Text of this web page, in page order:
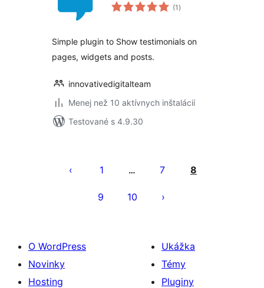
(1 celkové
hodnotenie
)
Simple plugin to Show testimonials on
pages, widgets and posts.
innovativedigitalteam
Menej než 10 aktívnych inštalácií
Testované s 4.9.30
príspevkov
1 … 7 8
9 10
O WordPress
Novinky
Hosting
Ukážka
Témy
Pluginy